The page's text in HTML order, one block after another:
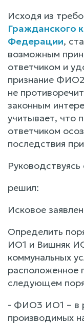
Исходя из
Гражданского
Федерации,
возможным
ответчиком и
признание
не
законным
учитывает, что
ответчиком
последствия
решил:
Исковое
Определить
ИО1 и Вишняк
коммунальных
расположенное
следующем
- ФИО3 ИО1 – в
производимых